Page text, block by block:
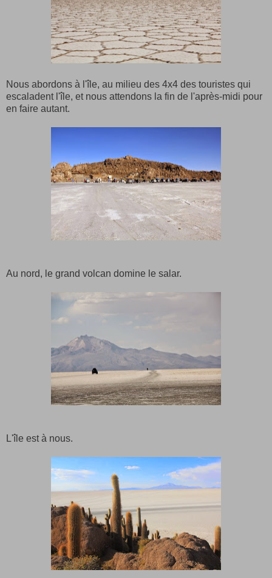
Nous abordons à l'île, au milieu des 4x4 des touristes qui
escaladent l'île, et nous attendons la fin de l'après-midi pour
en faire autant.
Au nord, le grand volcan domine le salar.
L'île est à nous.